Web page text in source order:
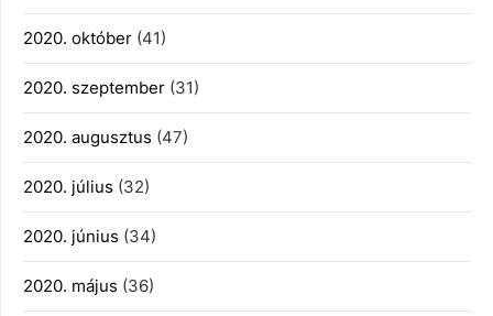
2020. október (41)
2020. szeptember (31)
2020. augusztus (47)
2020. július (32)
2020. június (34)
2020. május (36)